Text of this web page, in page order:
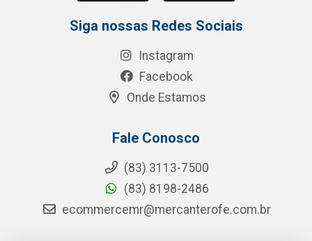
Siga nossas Redes Sociais
Instagram
Facebook
Onde Estamos
Fale Conosco
(83) 3113-7500
(83) 8198-2486
ecommercemr@mercanterofe.com.br